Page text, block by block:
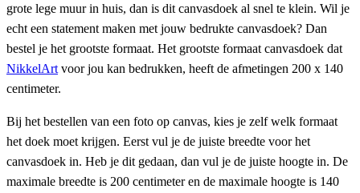
grote lege muur in huis, dan is dit canvasdoek al snel te klein. Wil je
echt een statement maken met jouw bedrukte canvasdoek? Dan
bestel je het grootste formaat. Het grootste formaat canvasdoek dat
NikkelArt voor jou kan bedrukken, heeft de afmetingen 200 x 140
centimeter.
Bij het bestellen van een foto op canvas, kies je zelf welk formaat
het doek moet krijgen. Eerst vul je de juiste breedte voor het
canvasdoek in. Heb je dit gedaan, dan vul je de juiste hoogte in. De
maximale breedte is 200 centimeter en de maximale hoogte is 140